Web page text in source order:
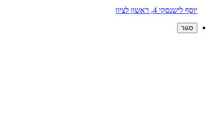
יוסף לישנסקי 4, ראשון לציון
סגור